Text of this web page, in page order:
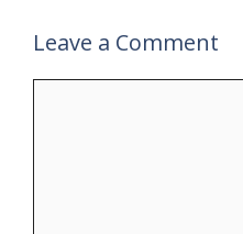
Leave a Comment